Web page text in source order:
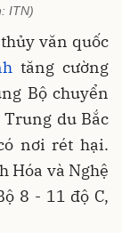
ITN)
văn quốc
tăng cường
Bộ chuyển
du Bắc
nơi rét hại.
Hóa và Nghệ
8 - 11 độ C,